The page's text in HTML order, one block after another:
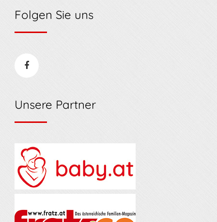
Folgen Sie uns
Unsere Partner